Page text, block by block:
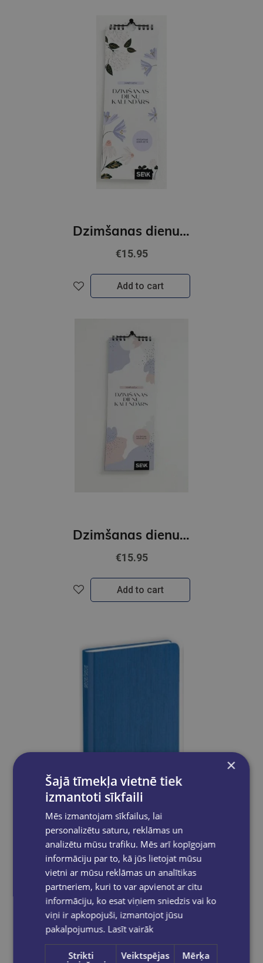
Dzimšanas dienu kalendārs 2026 Ziedi
€15.95
Add to cart
Dzimšanas dienu kalendārs 2026
€15.95
Add to cart
Skolotāja plānotājs 2026/2027 Pieturpunkts ( Zils)
€8.50
Add to cart
×
Šajā tīmekļa vietnē tiek
izmantoti sīkfaili
Mēs izmantojam sīkfailus, lai
personalizētu saturu, reklāmas un
analizētu mūsu trafiku. Mēs arī kopīgojam
informāciju par to, kā jūs lietojat mūsu
vietni ar mūsu reklāmas un analītikas
partneriem, kuri to var apvienot ar citu
informāciju, ko esat viņiem sniedzis vai ko
viņi ir apkopojuši, izmantojot jūsu
pakalpojumus. Lasīt vairāk
Strikti
Veiktspējas Mērķa